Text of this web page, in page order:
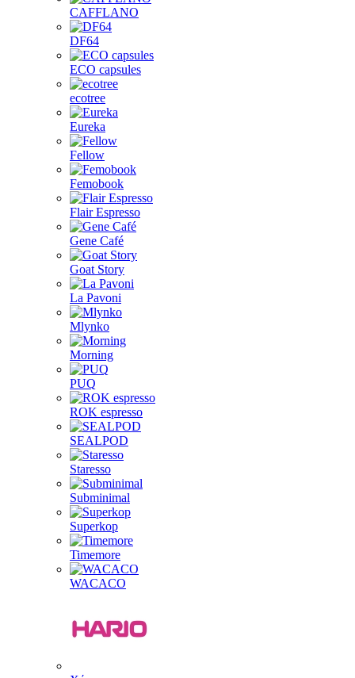
CAFFLANO
DF64
ECO capsules
ecotree
Eureka
Fellow
Femobook
Flair Espresso
Gene Café
Goat Story
La Pavoni
Mlynko
Morning
PUQ
ROK espresso
SEALPOD
Staresso
Subminimal
Superkop
Timemore
WACACO